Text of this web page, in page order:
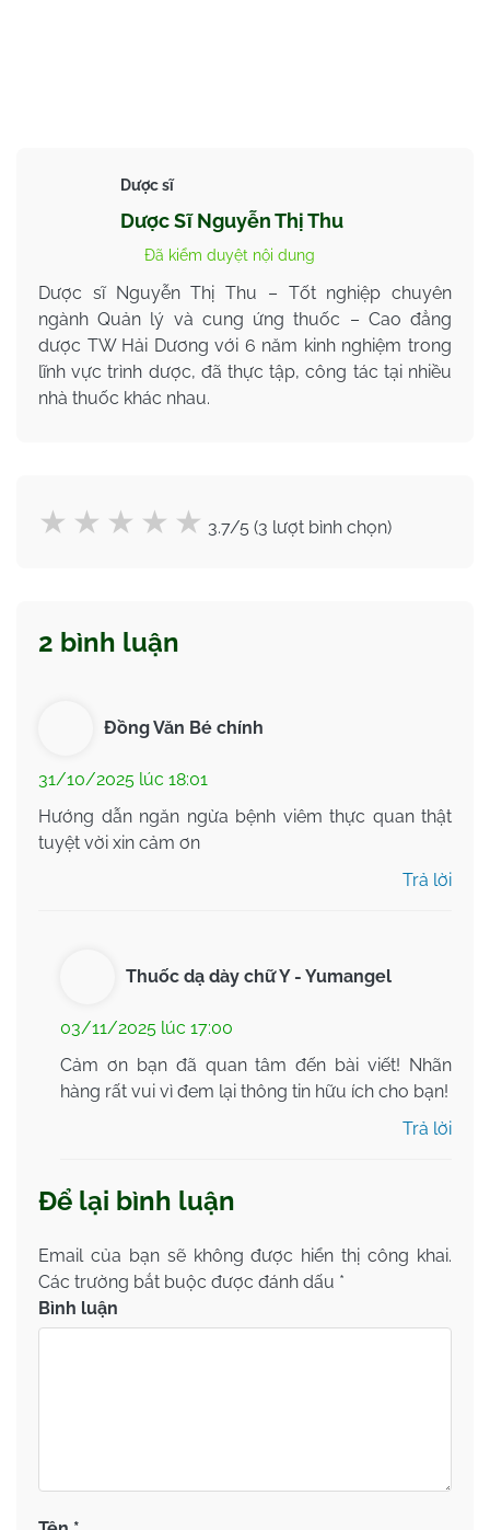
Dược sĩ
Dược Sĩ Nguyễn Thị Thu
Đã kiểm duyệt nội dung
Dược sĩ Nguyễn Thị Thu – Tốt nghiệp chuyên
ngành Quản lý và cung ứng thuốc – Cao đẳng
dược TW Hải Dương với 6 năm kinh nghiệm trong
lĩnh vực trình dược, đã thực tập, công tác tại nhiều
nhà thuốc khác nhau.
3.7/5 (3 lượt bình chọn)
2 bình luận
Đồng Văn Bé chính
31/10/2025 lúc 18:01
Hướng dẫn ngăn ngừa bệnh viêm thực quan thật
tuyệt vời xin cảm ơn
Trả lời
Thuốc dạ dày chữ Y - Yumangel
03/11/2025 lúc 17:00
Cảm ơn bạn đã quan tâm đến bài viết! Nhãn
hàng rất vui vì đem lại thông tin hữu ích cho bạn!
Trả lời
Để lại bình luận
Email của bạn sẽ không được hiển thị công khai.
Các trường bắt buộc được đánh dấu *
Bình luận